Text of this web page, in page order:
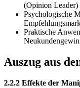
(Opinion Leader)
Psychologische
Praktische
Auszug aus
2.2.2 Effekte der